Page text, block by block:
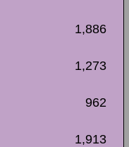
1,886
1,273
962
1,913